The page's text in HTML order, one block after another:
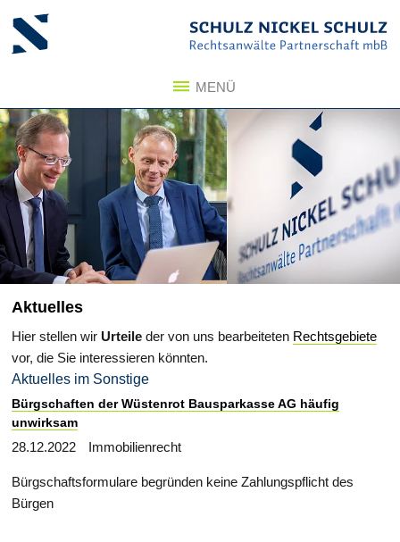
MENÜ
Aktuelles
Hier stellen wir Urteile der von uns bearbeiteten Rechtsgebiete
vor, die Sie interessieren könnten.
Aktuelles im Sonstige
Bürgschaften der Wüstenrot Bausparkasse AG häufig
unwirksam
28.12.2022 Immobilienrecht
Bürgschaftsformulare begründen keine Zahlungspflicht des
Bürgen